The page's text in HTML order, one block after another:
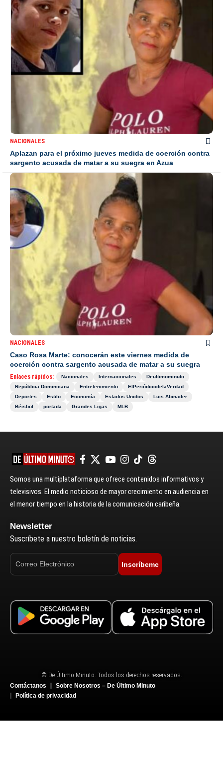
NACIONALES
Aplazan para el próximo jueves medida de coerción contra
sargento acusada de matar a su suegra en Azua
NACIONALES
Caso Rosa Marte: conocerán este viernes medida de
coerción contra sargento acusada de matar a su suegra
Enlaces rápidos: Nacionales Internacionales
Deultimominuto
República Dominicana
Entretenimiento
ElPeriódicodelaVerdad
Deportes
Estilo Economía Estados Unidos
Luis Abinader
Béisbol
portada Grandes Ligas MLB
Somos una multiplataforma que ofrece contenidos informativos y
televisivos. El medio noticioso de mayor crecimiento en audiencia en
el menor tiempo en la historia de la comunicación caribeña.
Newsletter
Suscríbete a nuestro boletín de noticias.
Inscríbeme
© De Último Minuto. Todos los derechos reservados.
Contáctanos
Sobre Nosotros – De Último Minuto
Política de privacidad